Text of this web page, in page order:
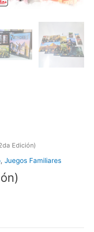
Edición)
, Juegos Familiares